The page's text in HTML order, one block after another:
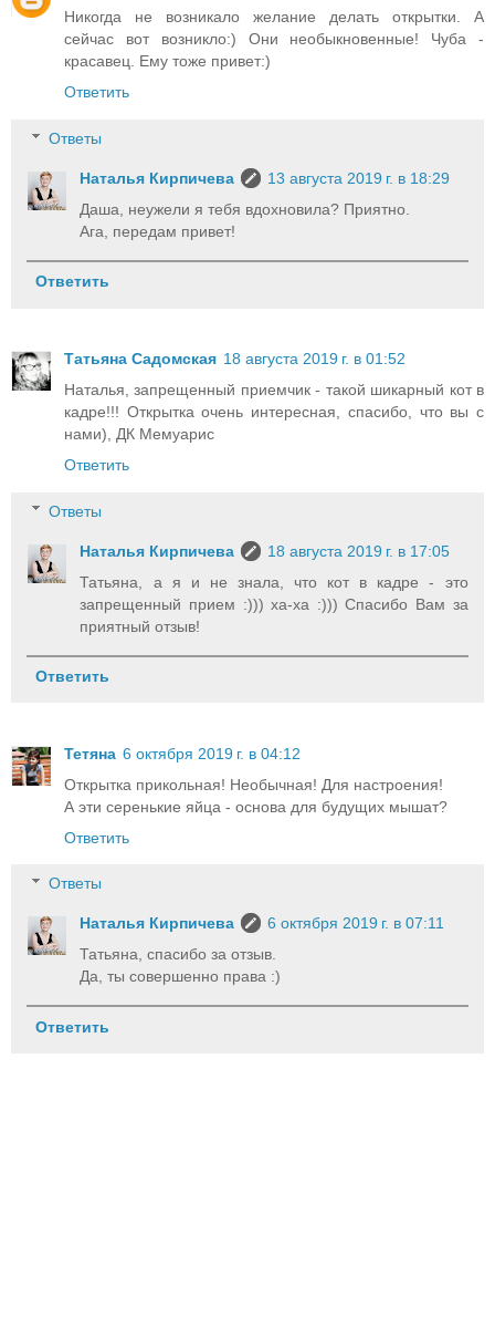
Никогда не возникало желание делать открытки. А
сейчас вот возникло:) Они необыкновенные! Чуба -
красавец. Ему тоже привет:)
Ответить
Ответы
Наталья Кирпичева
13 августа 2019 г. в 18:29
Даша, неужели я тебя вдохновила? Приятно.
Ага, передам привет!
Ответить
Татьяна Садомская 18 августа 2019 г. в 01:52
Наталья, запрещенный приемчик - такой шикарный кот в
кадре!!! Открытка очень интересная, спасибо, что вы с
нами), ДК Мемуарис
Ответить
Ответы
Наталья Кирпичева
18 августа 2019 г. в 17:05
Татьяна, а я и не знала, что кот в кадре - это
запрещенный прием :))) ха-ха :))) Спасибо Вам за
приятный отзыв!
Ответить
Тетяна 6 октября 2019 г. в 04:12
Открытка прикольная! Необычная! Для настроения!
А эти серенькие яйца - основа для будущих мышат?
Ответить
Ответы
Наталья Кирпичева
6 октября 2019 г. в 07:11
Татьяна, спасибо за отзыв.
Да, ты совершенно права :)
Ответить